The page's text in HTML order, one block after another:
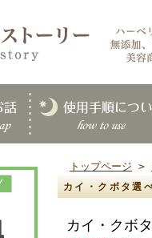
トップページ >
カイ・クボタ選
カイ・クボ